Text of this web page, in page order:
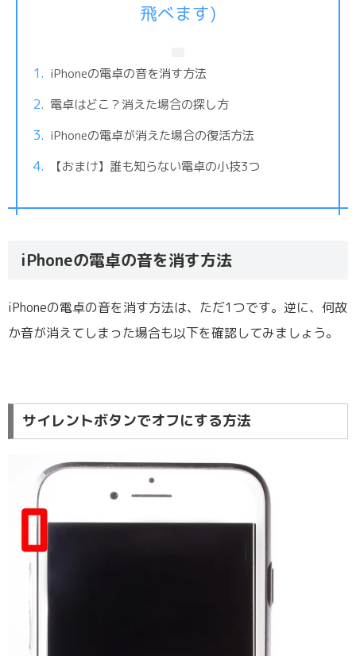
飛べます)
iPhoneの電卓の音を消す方法
電卓はどこ？消えた場合の探し方
iPhoneの電卓が消えた場合の復活方法
【おまけ】誰も知らない電卓の小技3つ
iPhoneの電卓の音を消す方法
iPhoneの電卓の音を消す方法は、ただ1つです。逆に、何故
か音が消えてしまった場合も以下を確認してみましょう。
サイレントボタンでオフにする方法